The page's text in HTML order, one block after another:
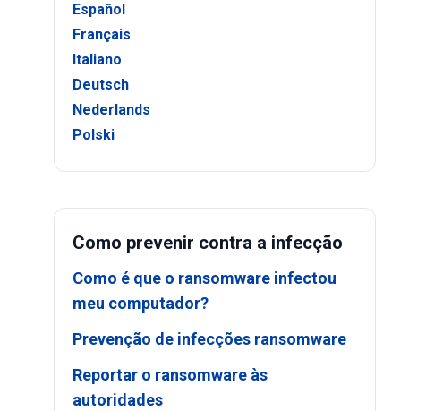
Español
Français
Italiano
Deutsch
Nederlands
Polski
Como prevenir contra a infecção
Como é que o ransomware infectou
meu computador?
Prevenção de infecções ransomware
Reportar o ransomware às
autoridades